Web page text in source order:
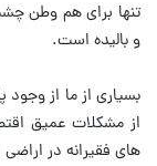
تنها برای هم وطن
و بالیده است.
از مشکلات عمیق
های فقیرانه در